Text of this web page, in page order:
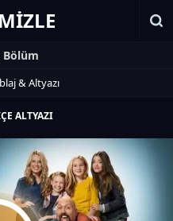
Bölüm
& Altyazı
ALTYAZI